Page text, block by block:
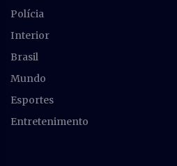
Polícia
Interior
Brasil
Mundo
Esportes
Entretenimento